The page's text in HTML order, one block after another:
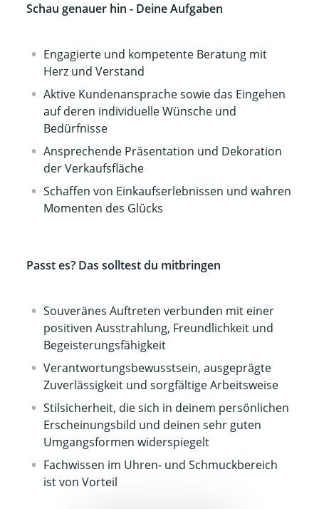
Schau genauer hin - Deine Aufgaben
Engagierte und kompetente Beratung mit
Herz und Verstand
Aktive Kundenansprache sowie das Eingehen
auf deren individuelle Wünsche und
Bedürfnisse
Ansprechende Präsentation und Dekoration
der Verkaufsfläche
Schaffen von Einkaufserlebnissen und wahren
Momenten des Glücks
Passt es? Das solltest du mitbringen
Souveränes Auftreten verbunden mit einer
positiven Ausstrahlung, Freundlichkeit und
Begeisterungsfähigkeit
Verantwortungsbewusstsein, ausgeprägte
Zuverlässigkeit und sorgfältige Arbeitsweise
Stilsicherheit, die sich in deinem persönlichen
Erscheinungsbild und deinen sehr guten
Umgangsformen widerspiegelt
Fachwissen im Uhren- und Schmuckbereich
ist von Vorteil